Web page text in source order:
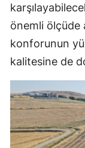
önemli ölçüde
konforunun
kalitesine de